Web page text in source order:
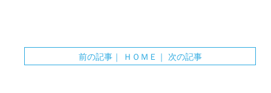
前の記事｜ ＨＯＭＥ ｜ 次の記事